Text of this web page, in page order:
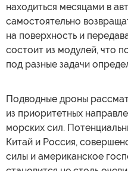
находиться месяцами в
самостоятельно
на поверхность и
состоит из модулей, что
под разные задачи
Подводные дроны
из приоритетных
морских сил.
Китай и Россия,
силы и американское